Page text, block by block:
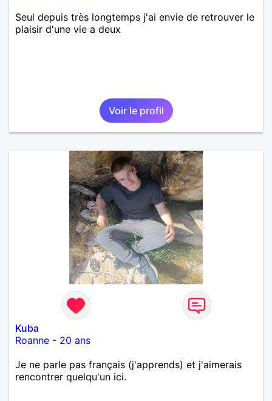
Seul depuis très longtemps j'ai envie de retrouver le
plaisir d'une vie a deux
Voir le profil
Kuba
Roanne - 20 ans
Je ne parle pas français (j'apprends) et j'aimerais
rencontrer quelqu'un ici.